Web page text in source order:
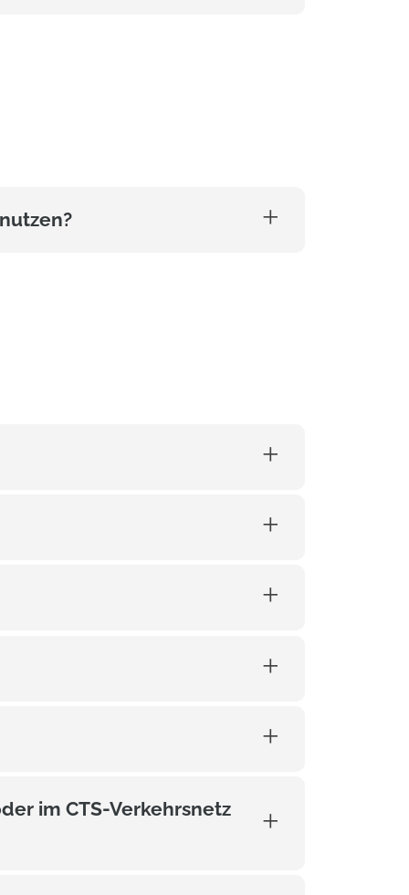
im CTS-Verkehrsnetz